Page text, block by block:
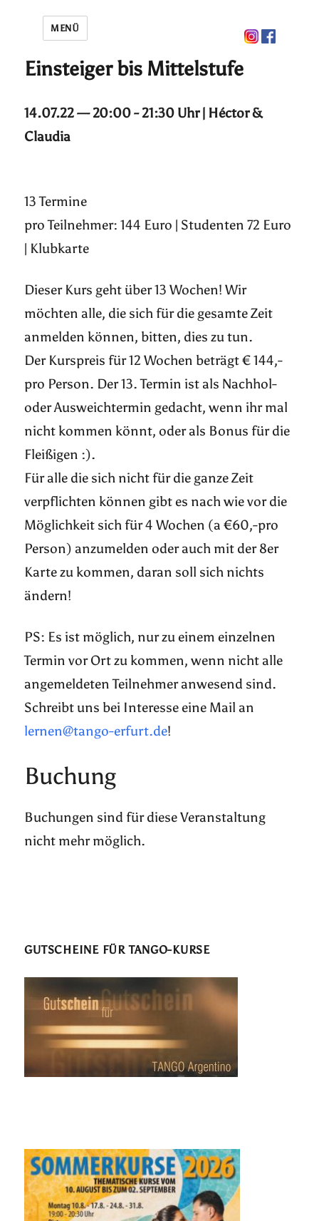
MENÜ
Einsteiger bis Mittelstufe
14.07.22 — 20:00 - 21:30 Uhr | Héctor &
Claudia
13 Termine
pro Teilnehmer: 144 Euro | Studenten 72 Euro
| Klubkarte
Dieser Kurs geht über 13 Wochen! Wir
möchten alle, die sich für die gesamte Zeit
anmelden können, bitten, dies zu tun.
Der Kurspreis für 12 Wochen beträgt € 144,-
pro Person. Der 13. Termin ist als Nachhol-
oder Ausweichtermin gedacht, wenn ihr mal
nicht kommen könnt, oder als Bonus für die
Fleißigen :).
Für alle die sich nicht für die ganze Zeit
verpflichten können gibt es nach wie vor die
Möglichkeit sich für 4 Wochen (a €60,-pro
Person) anzumelden oder auch mit der 8er
Karte zu kommen, daran soll sich nichts
ändern!
PS: Es ist möglich, nur zu einem einzelnen
Termin vor Ort zu kommen, wenn nicht alle
angemeldeten Teilnehmer anwesend sind.
Schreibt uns bei Interesse eine Mail an
lernen@tango-erfurt.de!
Buchung
Buchungen sind für diese Veranstaltung
nicht mehr möglich.
GUTSCHEINE FÜR TANGO-KURSE